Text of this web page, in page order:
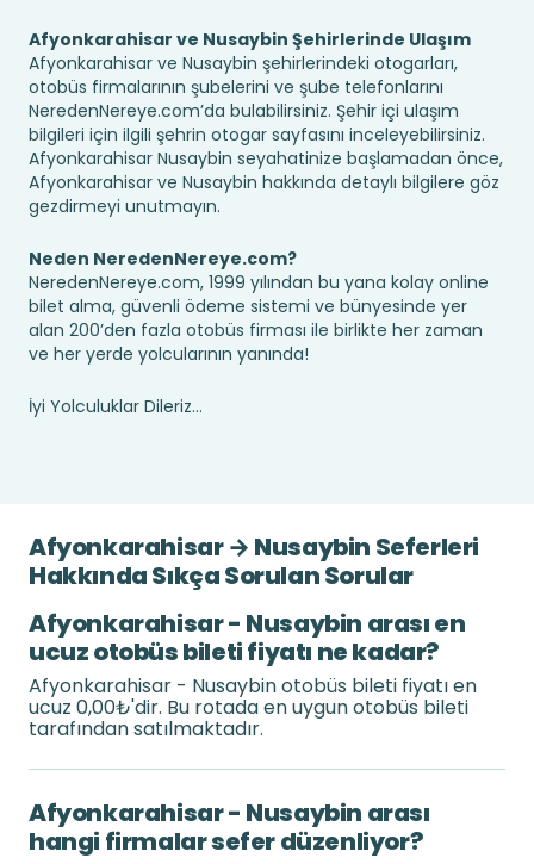
Afyonkarahisar ve Nusaybin Şehirlerinde Ulaşım
Afyonkarahisar ve Nusaybin şehirlerindeki otogarları,
otobüs firmalarının şubelerini ve şube telefonlarını
NeredenNereye.com’da bulabilirsiniz. Şehir içi ulaşım
bilgileri için ilgili şehrin otogar sayfasını inceleyebilirsiniz.
Afyonkarahisar Nusaybin seyahatinize başlamadan önce,
Afyonkarahisar ve Nusaybin hakkında detaylı bilgilere göz
gezdirmeyi unutmayın.
Neden NeredenNereye.com?
NeredenNereye.com, 1999 yılından bu yana kolay online
bilet alma, güvenli ödeme sistemi ve bünyesinde yer
alan 200’den fazla otobüs firması ile birlikte her zaman
ve her yerde yolcularının yanında!
İyi Yolculuklar Dileriz...
Afyonkarahisar → Nusaybin Seferleri
Hakkında Sıkça Sorulan Sorular
Afyonkarahisar - Nusaybin arası en
ucuz otobüs bileti fiyatı ne kadar?
Afyonkarahisar - Nusaybin otobüs bileti fiyatı en
ucuz 0,00₺'dir. Bu rotada en uygun otobüs bileti
tarafından satılmaktadır.
Afyonkarahisar - Nusaybin arası
hangi firmalar sefer düzenliyor?